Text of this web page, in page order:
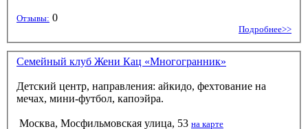
Отзывы: 0
Подробнее>>
Семейный клуб Жени Кац «Многогранник»
Детский центр, направления: айкидо, фехтование на
мечах, мини-футбол, капоэйра.
Москва, Мосфильмовская улица, 53 на карте